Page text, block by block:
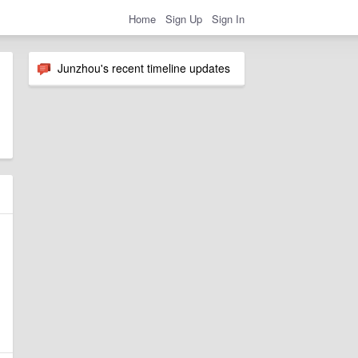
Home Sign Up Sign In
Junzhou's recent timeline updates